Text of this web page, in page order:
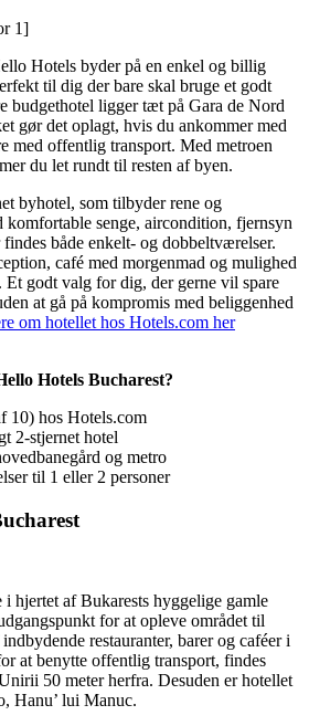
1]
Hotels byder på en enkel og billig
til dig der bare skal bruge et godt
budgethotel ligger tæt på Gara de Nord
gør det oplagt, hvis du ankommer med
med offentlig transport. Med metroen
du let rundt til resten af byen.
byhotel, som tilbyder rene og
senge, aircondition, fjernsyn
både enkelt- og dobbeltværelser.
café med morgenmad og mulighed
Et godt valg for dig, der gerne vil spare
at gå på kompromis med beliggenhed
om hotellet hos Hotels.com her
Hotels Bucharest?
10) hos Hotels.com
2-stjernet hotel
og metro
til 1 eller 2 personer
hjertet af Bukarests hyggelige gamle
for at opleve området til
restauranter, barer og caféer i
at benytte offentlig transport, findes
50 meter herfra. Desuden er hotellet
Hanu’ lui Manuc.